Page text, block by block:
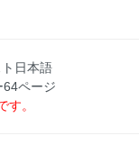
日本語
ページ
。